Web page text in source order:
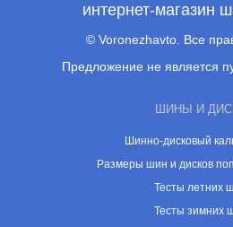
интернет-магазин
© Voronezhavto. Все
Предложение не является
ШИНЫ И
Шинно-дисковый
Размеры шин и дисков
Тесты летних
Тесты зимних